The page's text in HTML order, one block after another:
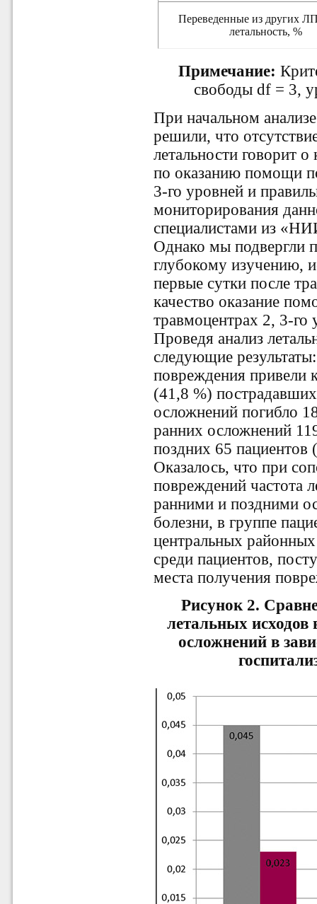
Переведенные из других
летальность, %
Примечание:
свободы df = 3,
При начальном
решили, что
летальности говорит
по оказанию помощи
3-го уровней и
мониторирования
специалистами из
Однако мы подвергли
глубокому изучению,
первые сутки после
качество оказание
травмоцентрах 2, 3-го
Проведя анализ
следующие
повреждения привели
(41,8 %)
осложнений погибло
ранних осложнений
поздних 65 пациентов
Оказалось, что при
повреждений частота
ранними и поздними
болезни, в группе
центральных
среди пациентов,
места получения
Рисунок 2.
летальных исходов
осложнений в